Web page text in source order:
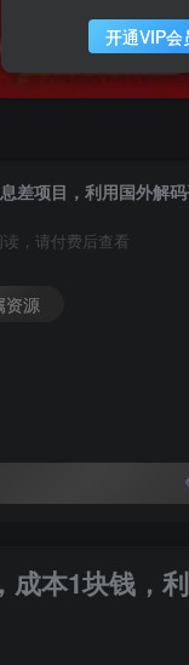
息差项目，利用国外解
，请付费后查看
资源
成本1块钱，
开通VIP会